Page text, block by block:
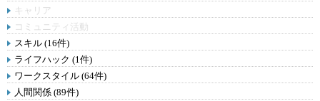
キャリア
コミュニティ活動
スキル (16件)
ライフハック (1件)
ワークスタイル (64件)
人間関係 (89件)